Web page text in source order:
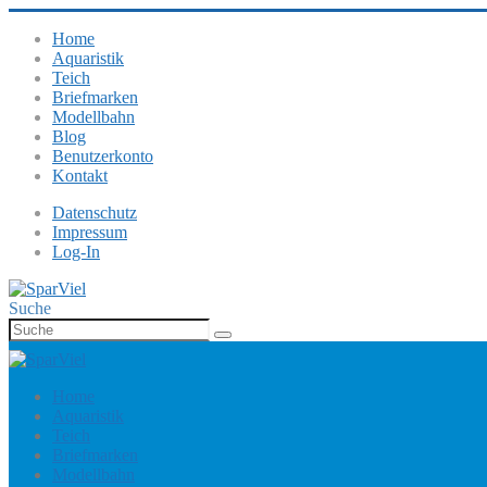
Home
Aquaristik
Teich
Briefmarken
Modellbahn
Blog
Benutzerkonto
Kontakt
Datenschutz
Impressum
Log-In
Suche
Home
Aquaristik
Teich
Briefmarken
Modellbahn